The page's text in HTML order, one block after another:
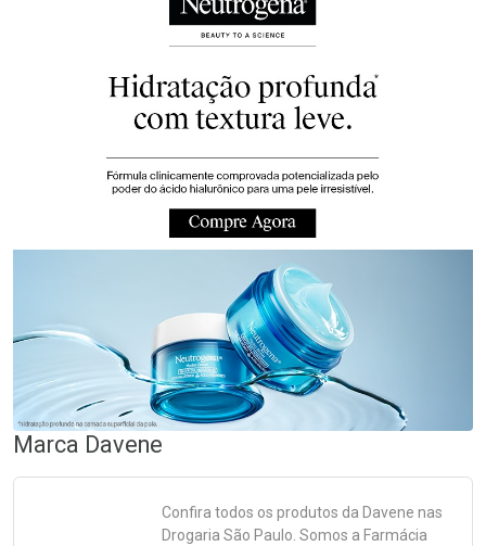
Marca Davene
Confira todos os produtos da Davene nas
Drogaria São Paulo. Somos a Farmácia